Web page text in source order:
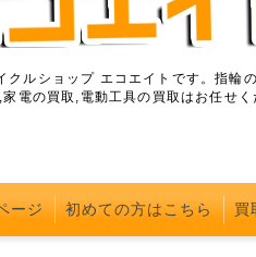
クルショップ エコエイトです。指
電の買取,電動工具の買取はお任せく
ージ 初めての方はこちら 買